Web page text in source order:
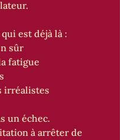
est déjà là :
sûr
fatigue
irréalistes
un échec.
à arrêter de